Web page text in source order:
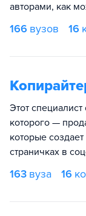
авторами, как
166 вузов 16
Этот специалист
которого —
которые
страничках в
163 вуза 16